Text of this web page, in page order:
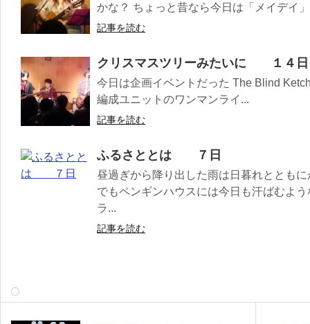
かな？ ちょっと昔なら今日は「メイデイ
記事を読む
クリスマスツリーみたいに １４日
今日は企画イベントだった The Blind
編成ユニットのワンマンライ...
記事を読む
ふるさととは ７日
昼過ぎから降り出した雨は日暮れととも
でもペンギンハウスには今日も汗ばむよ
ラ...
記事を読む